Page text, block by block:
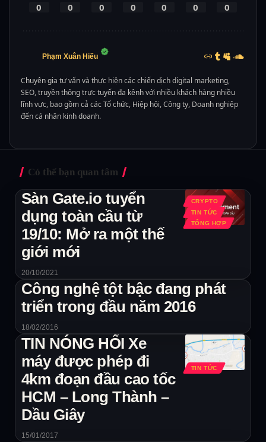
0 0 0 0 0 0 0
Phạm Xuân Hiếu
Chuyên gia tư vấn và thực hiện các chiến dịch digital marketing,
SEO, truyền thông trực tuyến đa kênh với nhiều khách hàng nhiều
lĩnh vực, bao gồm cả các Tổ chức, Hiệp hội, Công ty, Doanh nghiệp
đến cá nhân kinh doanh.
Có thể bạn quan tâm
CRYPTO
TIN TỨC
TỔNG HỢP
Sàn Gate.io tuyển
dụng toàn cầu từ
19/10: Mở ra một thế
giới mới
20/10/2021
Công nghệ tột bậc đang phát
triển trong đầu năm 2016
18/02/2016
TIN TỨC
TIN NÓNG HỔI Xe
máy được phép đi
4km đoạn đầu cao tốc
HCM – Long Thành –
Dầu Giây
15/01/2017